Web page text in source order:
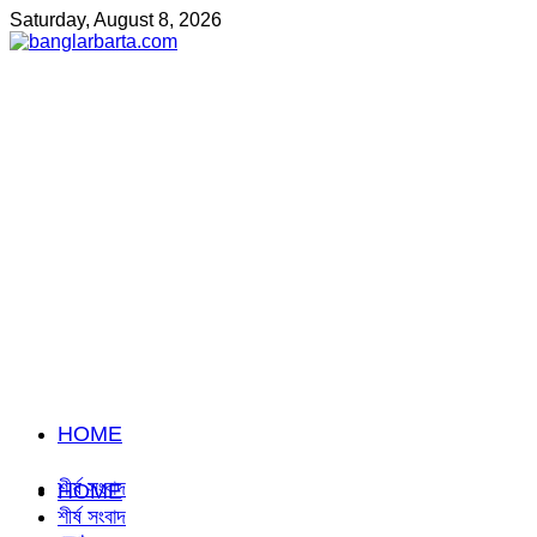
Saturday, August 8, 2026
HOME
শীর্ষ সংবাদ
HOME
শীর্ষ সংবাদ